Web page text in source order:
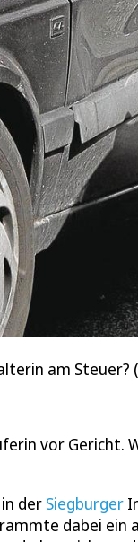
am Steuer?
vor Gericht.
der Siegburger
dabei ein